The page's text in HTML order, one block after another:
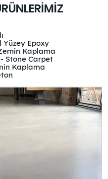
Epoxy
Kaplama
- Stone Carpet
Kaplama